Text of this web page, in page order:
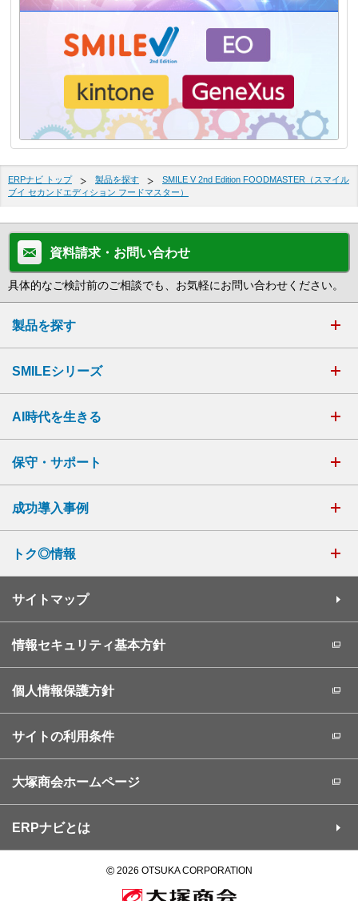
ERPナビ トップ 製品を探す
SMILE V 2nd Edition FOODMASTER（スマイル
ブイ セカンドエディション フードマスター）
資料請求・お問い合わせ
具体的なご検討前のご相談でも、お気軽にお問い合わせください。
製品を探す
SMILEシリーズ
AI時代を生きる
保守・サポート
成功導入事例
トク◎情報
サイトマップ
情報セキュリティ基本方針
個人情報保護方針
サイトの利用条件
大塚商会ホームページ
ERPナビとは
©2026 OTSUKA CORPORATION